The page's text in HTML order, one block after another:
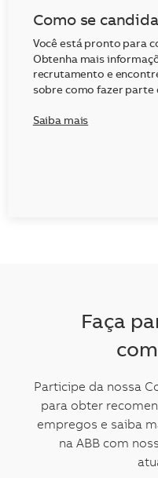
Como se
Você está pronto para
Obtenha mais
recrutamento e
sobre como fazer parte
Saiba mais
Faça
Participe da nossa
para obter
empregos e saiba
na ABB com